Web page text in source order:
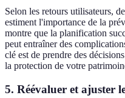
Selon les retours utilisateurs,
estiment l'importance de la
montre que la planification
peut entraîner des
clé est de prendre des
la protection de votre
5. Réévaluer et ajuster